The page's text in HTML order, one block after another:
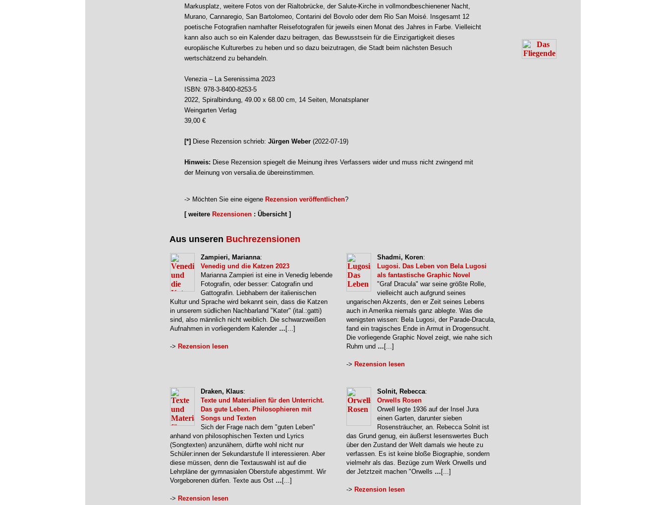
Markusplatz, weitere Fotos von der Rialtobrücke, der Salute-Kirche in vollmondbeschienener Nacht,
Murano, Cannaregio, San Bartolomeo, Contarini del Bovolo oder dem Rio San Moisé. Insgesamt 12
poetische Fotografien namhafter Reisefotografen für jeweils einen Monat des Jahres in Farbe. Vielleicht
kann also auch so ein Kalender dazu beitragen, das Bewusstsein für die Einzigartigkeit dieses
europäische Kulturerbes zu heben und so dazu beizutragen, die Stadt beim nächsten Besuch
wertschätzend zu behandeln.
Venezia – La Serenissima 2023
ISBN: 978-3-8400-8253-5
2022, Spiralbindung, 49.00 x 68.00 cm, 14 Seiten, Monatsplaner
Weingarten Verlag
39,00 €
[*] Diese Rezension schrieb: Jürgen Weber (2022-07-19)
Hinweis: Diese Rezension spiegelt die Meinung ihres Verfassers wider und muss nicht zwingend mit
der Meinung von versalia.de übereinstimmen.
-> Möchten Sie eine eigene Rezension veröffentlichen?
[ weitere Rezensionen : Übersicht ]
Aus unseren Buchrezensionen
Zampieri, Marianna:
Venedig und die Katzen 2023
Marianna Zampieri ist eine in Venedig lebende
Fotografin, oder besser: Catografin und
Gattografin. Liebhabern der italienischen
Kultur und Sprache wird bekannt sein, dass die Katzen
in unserem südlichen Nachbarland "Kater" (ital.:gatti)
sind, also männlich nicht weiblich. Die schwarzweißen
Aufnahmen in vorliegendem Kalender … [...]
-> Rezension lesen
Shadmi, Koren:
Lugosi. Das Leben von Bela Lugosi
als fantastische Graphic Novel
"Graf Dracula" war seine größte Rolle,
vielleicht auch aufgrund seines
ungarischen Akzents, den er Zeit seines Lebens
auch in Amerika niemals ganz ablegte. Was die
wenigsten wissen: Bela Lugosi, der Parade-Dracula,
fand ein tragisches Ende in Armut in Drogensucht.
Die vorliegende Graphic Novel zeigt, wie nahe sich
Ruhm und … [...]
-> Rezension lesen
Draken, Klaus:
Texte und Materialien für den Unterricht.
Das gute Leben. Philosophieren mit
Songs und Texten
Sich der Frage nach dem "guten Leben"
anhand von philosophischen Texten und Lyrics
(Songtexten) anzunähern, dürfte wohl nicht nur
Schüler:innen der Sekundarstufe II interessieren. Aber
diese müssen, denn die Textauswahl ist auf die
Lehrpläne der gymnasialen Oberstufe abgestimmt. Wir
Vorgeborenen dürfen. Texte aus Ost … [...]
-> Rezension lesen
Solnit, Rebecca:
Orwells Rosen
Orwell legte 1936 auf der Insel Jura
einen Garten, darunter sieben
Rosensträucher, an. Rebecca Solnit ist
das Grund genug, ein äußerst lesenswertes Buch
über den Zustand der Welt damals wie heute zu
verfassen. Es ist keine bloße Biographie, sondern
vielmehr als das. Bezüge zum Werk Orwells und
der Jetztzeit machen "Orwells … [...]
-> Rezension lesen